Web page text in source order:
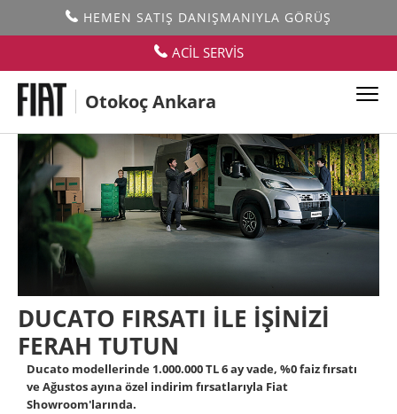
HEMEN SATIŞ DANIŞMANIYLA GÖRÜŞ
ACİL SERVİS
Otokoç Ankara
DUCATO FIRSATI İLE İŞİNİZİ
FERAH TUTUN
Ducato modellerinde 1.000.000 TL 6 ay vade, %0 faiz fırsatı
ve Ağustos ayına özel indirim fırsatlarıyla Fiat
Showroom'larında.